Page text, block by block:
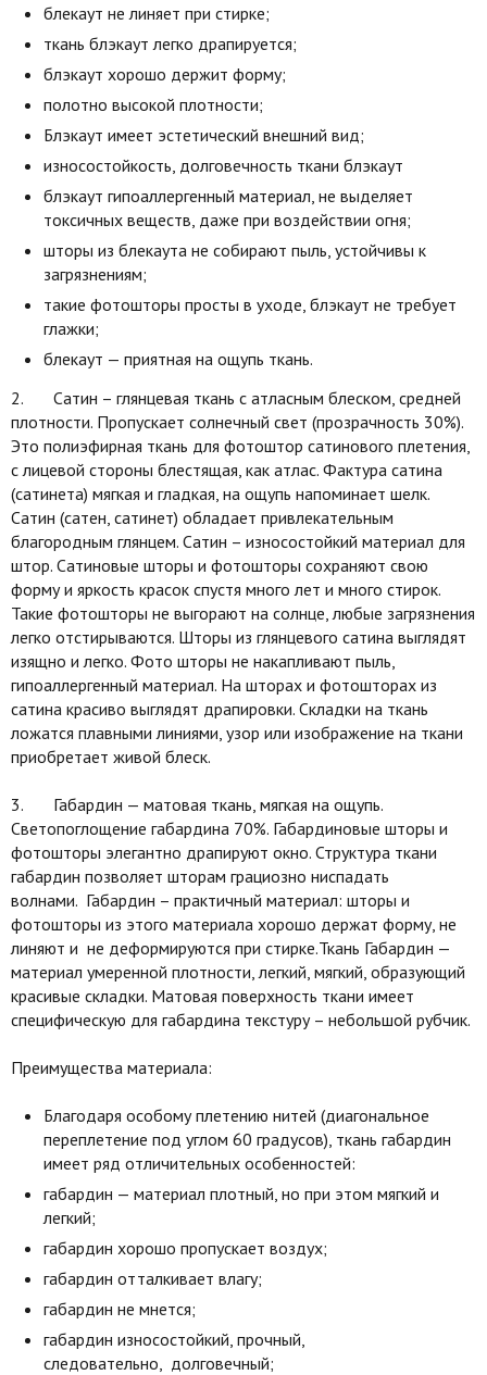
блекаут не линяет при стирке;
ткань блэкаут легко драпируется;
блэкаут хорошо держит форму;
полотно высокой плотности;
Блэкаут имеет эстетический внешний вид;
износостойкость, долговечность ткани блэкаут
блэкаут гипоаллергенный материал, не выделяет
токсичных веществ, даже при воздействии огня;
шторы из блекаута не собирают пыль, устойчивы к
загрязнениям;
такие фотошторы просты в уходе, блэкаут не требует
глажки;
блекаут — приятная на ощупь ткань.
2. Сатин – глянцевая ткань с атласным блеском, средней
плотности. Пропускает солнечный свет (прозрачность 30%).
Это полиэфирная ткань для фотоштор сатинового плетения,
с лицевой стороны блестящая, как атлас. Фактура сатина
(сатинета) мягкая и гладкая, на ощупь напоминает шелк.
Сатин (сатен, сатинет) обладает привлекательным
благородным глянцем. Сатин – износостойкий материал для
штор. Сатиновые шторы и фотошторы сохраняют свою
форму и яркость красок спустя много лет и много стирок.
Такие фотошторы не выгорают на солнце, любые загрязнения
легко отстирываются. Шторы из глянцевого сатина выглядят
изящно и легко. Фото шторы не накапливают пыль,
гипоаллергенный материал. На шторах и фотошторах из
сатина красиво выглядят драпировки. Складки на ткань
ложатся плавными линиями, узор или изображение на ткани
приобретает живой блеск.
3. Габардин — матовая ткань, мягкая на ощупь.
Светопоглощение габардина 70%. Габардиновые шторы и
фотошторы элегантно драпируют окно. Структура ткани
габардин позволяет шторам грациозно ниспадать
волнами. Габардин – практичный материал: шторы и
фотошторы из этого материала хорошо держат форму, не
линяют и не деформируются при стирке.Ткань Габардин —
материал умеренной плотности, легкий, мягкий, образующий
красивые складки. Матовая поверхность ткани имеет
специфическую для габардина текстуру – небольшой рубчик.
Преимущества материала:
Благодаря особому плетению нитей (диагональное
переплетение под углом 60 градусов), ткань габардин
имеет ряд отличительных особенностей:
габардин — материал плотный, но при этом мягкий и
легкий;
габардин хорошо пропускает воздух;
габардин отталкивает влагу;
габардин не мнется;
габардин износостойкий, прочный,
следовательно, долговечный;